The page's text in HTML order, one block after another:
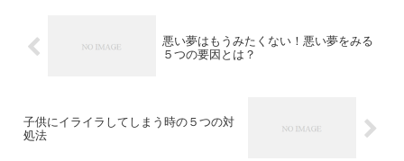
悪い夢はもうみたくない！悪い夢をみる
５つの要因とは？
子供にイライラしてしまう時の５つの対
処法